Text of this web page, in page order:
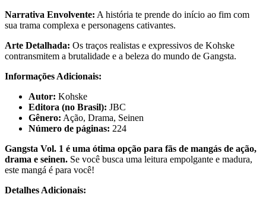
Narrativa Envolvente: A história te prende do início ao fim com
sua trama complexa e personagens cativantes.
Arte Detalhada: Os traços realistas e expressivos de Kohske
contransmitem a brutalidade e a beleza do mundo de Gangsta.
Informações Adicionais:
Autor: Kohske
Editora (no Brasil): JBC
Gênero: Ação, Drama, Seinen
Número de páginas: 224
Gangsta Vol. 1 é uma ótima opção para fãs de mangás de ação,
drama e seinen. Se você busca uma leitura empolgante e madura,
este mangá é para você!
Detalhes Adicionais: